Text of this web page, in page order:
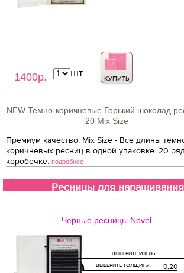
1400р. КУПИТЬ
шт
NEW Темно-коричневые Горький шоколад
20 Mix Size
Премиум качество. Mix Size - Все длины
коричневых ресниц в одной упаковке. 20
коробочке. подробнее
Ресницы для
Черные ресницы Novel
ВЫБЕРИТЕ ИЗГИБ:
0,20
ВЫБЕРИТЕ ТОЛЩИНУ: